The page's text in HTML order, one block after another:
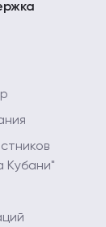
Кубани"